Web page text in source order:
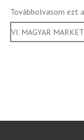
Továbbolvasom ezt
VI. MAGYAR